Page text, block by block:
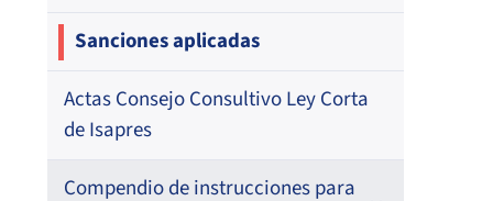
Sanciones aplicadas
Actas Consejo Consultivo Ley Corta
de Isapres
Compendio de instrucciones para